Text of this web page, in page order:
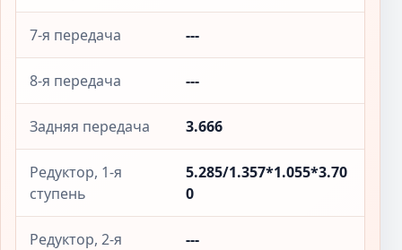
7-я передача ---
8-я передача ---
Задняя передача 3.666
Редуктор, 1-я
ступень
5.285/1.357*1.055*3.70
0
Редуктор, 2-я
---